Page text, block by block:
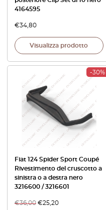
4164595
€34,80
Visualizza prodotto
-30%
Fiat 124 Spider Sport Coupé
Rivestimento del cruscotto a
sinistra o a destra nero
3216600 / 3216601
€36,00 €25,20